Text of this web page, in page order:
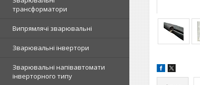
трансформатори
Випрямлячі зварювальні
Зварювальні інвертори
Зварювальні напівавтомати
інверторного типу